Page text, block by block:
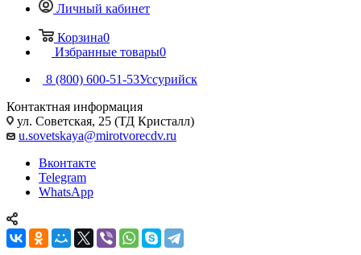
Личный кабинет
Корзина0
Избранные товары0
8 (800) 600-51-53Уссурийск
Контактная информация
ул. Советская, 25 (ТД Кристалл)
u.sovetskaya@mirotvorecdv.ru
Вконтакте
Telegram
WhatsApp